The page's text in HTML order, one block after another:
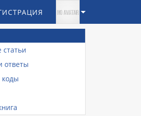
статьи
ответы